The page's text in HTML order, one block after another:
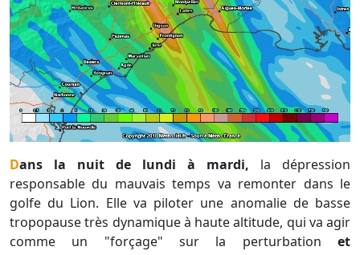
Dans la nuit de lundi à mardi, la dépression
responsable du mauvais temps va remonter dans le
golfe du Lion. Elle va piloter une anomalie de basse
tropopause très dynamique à haute altitude, qui va agir
comme un "forçage" sur la perturbation et